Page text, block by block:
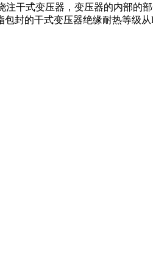
干式变压器，变压器的内部的
封的干式变压器绝缘耐热等级